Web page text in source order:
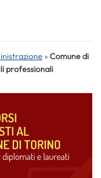
»Comune di
professionali